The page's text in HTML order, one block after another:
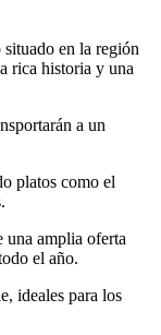
en la región
rica historia y una
a un
platos como el
una amplia oferta
el año.
ideales para los